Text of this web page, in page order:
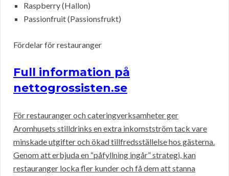
Raspberry (Hallon)
Passionfruit (Passionsfrukt)
Fördelar för restauranger
Full information på
nettogrossisten.se
För restauranger och cateringverksamheter ger
Aromhusets stilldrinks en extra inkomstström tack vare
minskade utgifter och ökad tillfredsställelse hos gästerna.
Genom att erbjuda en “påfyllning ingår” strategi, kan
restauranger locka fler kunder och få dem att stanna